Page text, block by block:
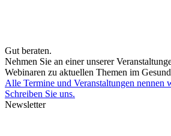
Gut beraten.
Nehmen Sie an einer unserer
Webinaren zu aktuellen Themen im
Alle Termine und Veranstaltungen nennen
Schreiben Sie uns.
Newsletter